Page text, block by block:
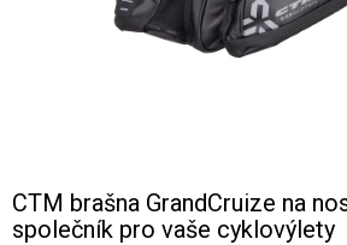
CTM brašna GrandCruize na
společník pro vaše cyklovýlety